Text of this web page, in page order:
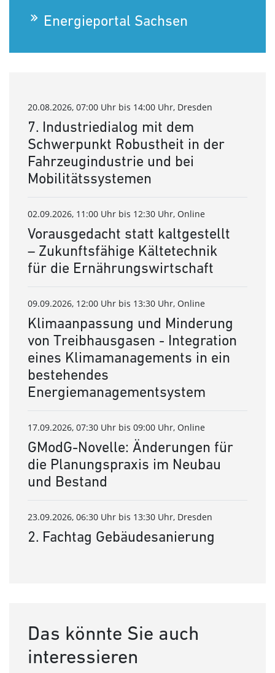
Energieportal Sachsen
20.08.2026, 07:00 Uhr bis 14:00 Uhr, Dresden
7. Industriedialog mit dem
Schwerpunkt Robustheit in der
Fahrzeugindustrie und bei
Mobilitätssystemen
02.09.2026, 11:00 Uhr bis 12:30 Uhr, Online
Vorausgedacht statt kaltgestellt
– Zukunftsfähige Kältetechnik
für die Ernährungswirtschaft
09.09.2026, 12:00 Uhr bis 13:30 Uhr, Online
Klimaanpassung und Minderung
von Treibhausgasen - Integration
eines Klimamanagements in ein
bestehendes
Energiemanagementsystem
17.09.2026, 07:30 Uhr bis 09:00 Uhr, Online
GModG-Novelle: Änderungen für
die Planungspraxis im Neubau
und Bestand
23.09.2026, 06:30 Uhr bis 13:30 Uhr, Dresden
2. Fachtag Gebäudesanierung
Das könnte Sie auch
interessieren